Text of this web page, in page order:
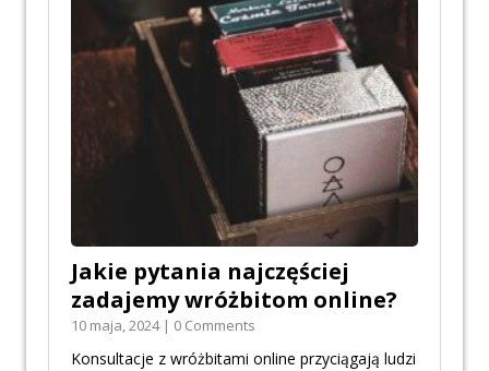
Jakie pytania najczęściej
zadajemy wróżbitom online?
10 maja, 2024 | 0 Comments
Konsultacje z wróżbitami online przyciągają ludzi